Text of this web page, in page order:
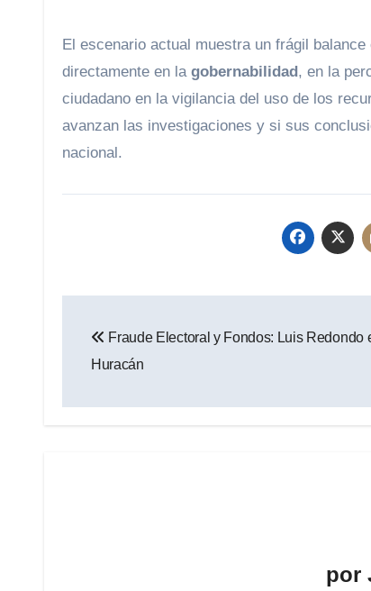
El escenario actual muestra un frágil
directamente en la gobernabilidad , en la
ciudadano en la vigilancia del uso de los
avanzan las investigaciones y si sus
nacional.
de
Fraude Electoral y Fondos: Luis Redondo
Huracán
por